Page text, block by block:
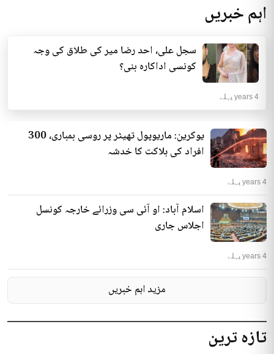
تازہ ترین
300 افراد کی ہلاکت کا خدشہ
کا خدشہ ظاہر کیا اور کہا کہ کم...
انٹرنیشنل | 4 years پہلے
اہم خبریں
سجل علی، احد رضا میر کی طلاق کی وجہ
کونسی اداکارہ بنی؟
4 years پہلے
یوکرین: ماریوپول تھیٹر پر روسی بمباری، 300
افراد کی ہلاکت کا خدشہ
4 years پہلے
اسلام آباد: او آئی سی وزرائے خارجہ کونسل
اجلاس جاری
4 years پہلے
مزید اہم خبریں